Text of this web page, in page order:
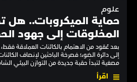
علوم
حماية الميكروبات.. هل
المخلوقات إلى جهود
بعد عُقود من الاهتمام بالكائنات العملاقة فقط،
إلى دائرة الضوء؛ فصرخة الباحثين لإنصاف
مصغية لتبدأ حقبة جديدة من التوازن البيئي
اقرأ